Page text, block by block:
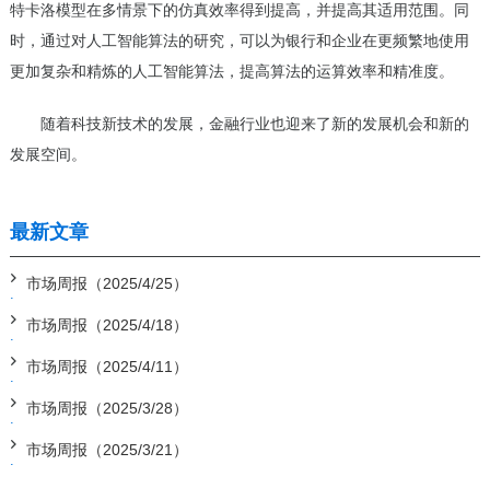
特卡洛模型在多情景下的仿真效率得到提高，并提高其适用范围。同
时，通过对人工智能算法的研究，可以为银行和企业在更频繁地使用
更加复杂和精炼的人工智能算法，提高算法的运算效率和精准度。
随着科技新技术的发展，金融行业也迎来了新的发展机会和新的
发展空间。
最新文章
市场周报（2025/4/25）
市场周报（2025/4/18）
市场周报（2025/4/11）
市场周报（2025/3/28）
市场周报（2025/3/21）